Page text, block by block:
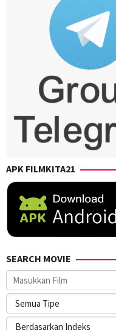
APK FILMKITA21
SEARCH MOVIE